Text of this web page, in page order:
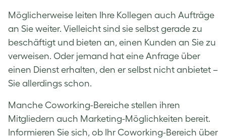
Möglicherweise leiten Ihre Kollegen auch Aufträge
an Sie weiter. Vielleicht sind sie selbst gerade zu
beschäftigt und bieten an, einen Kunden an Sie zu
verweisen. Oder jemand hat eine Anfrage über
einen Dienst erhalten, den er selbst nicht anbietet –
Sie allerdings schon.
Manche Coworking-Bereiche stellen ihren
Mitgliedern auch Marketing-Möglichkeiten bereit.
Informieren Sie sich, ob Ihr Coworking-Bereich über